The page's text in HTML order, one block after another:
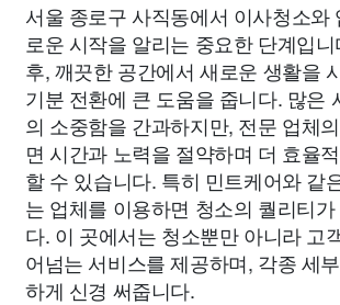
서울 종로구 사직동에서 이사청소와
로운 시작을 알리는 중요한 단계입
후, 깨끗한 공간에서 새로운 생활을
기분 전환에 큰 도움을 줍니다. 많은
의 소중함을 간과하지만, 전문 업체
면 시간과 노력을 절약하며 더 효율
할 수 있습니다. 특히 민트케어와 같
는 업체를 이용하면 청소의 퀄리티
다. 이 곳에서는 청소뿐만 아니라 고
어넘는 서비스를 제공하며, 각종 세
하게 신경 써줍니다.